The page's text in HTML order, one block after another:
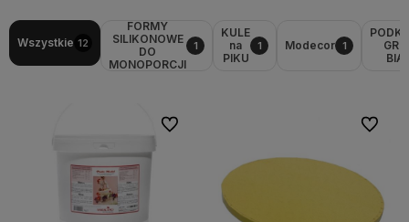
Wszystkie 12
FORMY
SILIKONOWE
DO
MONOPORCJI
1
KULE
na
PIKU
1 Modecor 1
Do ulubionych Do